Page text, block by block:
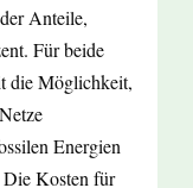
Anteile,
Für beide
die Möglichkeit,
Energien
Die Kosten für